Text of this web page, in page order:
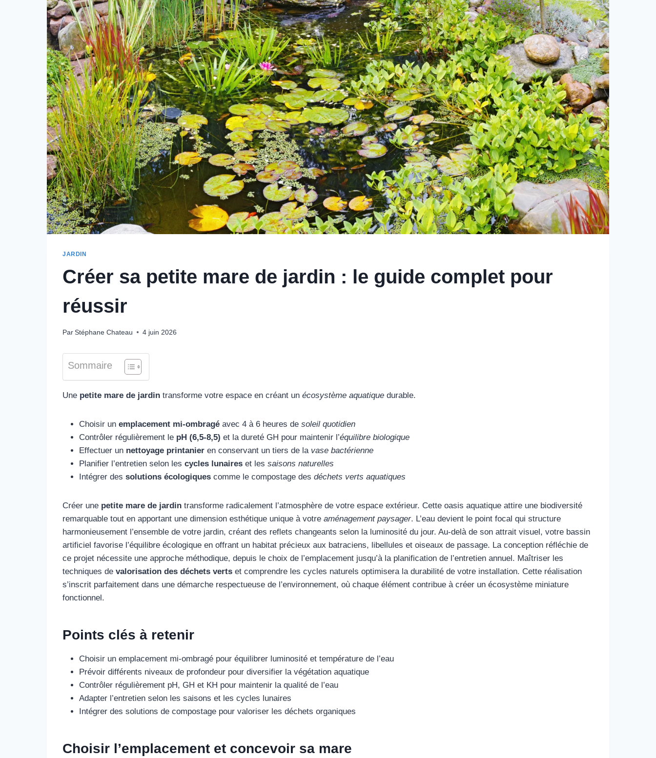
JARDIN
Créer sa petite mare de jardin : le guide complet pour
réussir
Par Stéphane Chateau 4 juin 2026
Sommaire
Une petite mare de jardin transforme votre espace en créant un écosystème aquatique durable.
Choisir un emplacement mi-ombragé avec 4 à 6 heures de soleil quotidien
Contrôler régulièrement le pH (6,5-8,5) et la dureté GH pour maintenir l’équilibre biologique
Effectuer un nettoyage printanier en conservant un tiers de la vase bactérienne
Planifier l’entretien selon les cycles lunaires et les saisons naturelles
Intégrer des solutions écologiques comme le compostage des déchets verts aquatiques
Créer une petite mare de jardin transforme radicalement l’atmosphère de votre espace extérieur. Cette oasis aquatique attire une biodiversité
remarquable tout en apportant une dimension esthétique unique à votre aménagement paysager. L’eau devient le point focal qui structure
harmonieusement l’ensemble de votre jardin, créant des reflets changeants selon la luminosité du jour. Au-delà de son attrait visuel, votre bassin
artificiel favorise l’équilibre écologique en offrant un habitat précieux aux batraciens, libellules et oiseaux de passage. La conception réfléchie de
ce projet nécessite une approche méthodique, depuis le choix de l’emplacement jusqu’à la planification de l’entretien annuel. Maîtriser les
techniques de valorisation des déchets verts et comprendre les cycles naturels optimisera la durabilité de votre installation. Cette réalisation
s’inscrit parfaitement dans une démarche respectueuse de l’environnement, où chaque élément contribue à créer un écosystème miniature
fonctionnel.
Points clés à retenir
Choisir un emplacement mi-ombragé pour équilibrer luminosité et température de l’eau
Prévoir différents niveaux de profondeur pour diversifier la végétation aquatique
Contrôler régulièrement pH, GH et KH pour maintenir la qualité de l’eau
Adapter l’entretien selon les saisons et les cycles lunaires
Intégrer des solutions de compostage pour valoriser les déchets organiques
Choisir l’emplacement et concevoir sa mare